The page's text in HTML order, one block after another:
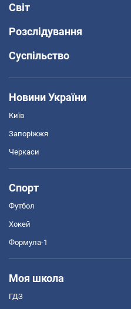
Світ
Розслідування
Суспільство
Новини України
Київ
Запоріжжя
Черкаси
Спорт
Футбол
Хокей
Формула-1
Моя школа
ГДЗ